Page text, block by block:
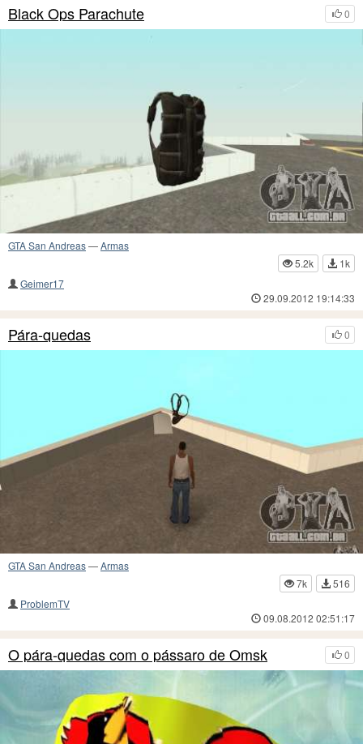
0
Black Ops Parachute
GTA San Andreas—Armas
5.2k
1k
Geimer17
29.09.2012 19:14:33
0
Pára-quedas
GTA San Andreas—Armas
7k
516
ProblemTV
09.08.2012 02:51:17
0
O pára-quedas com o pássaro de Omsk